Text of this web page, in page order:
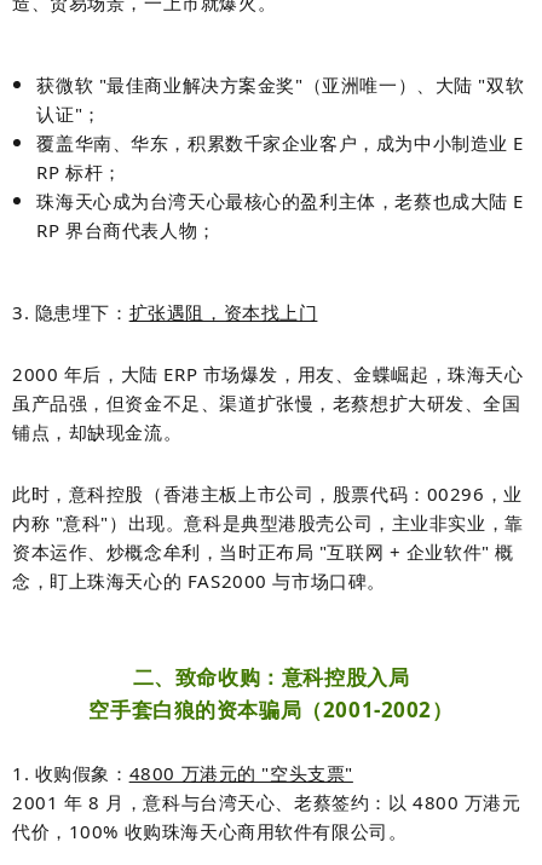
获微软 "最佳商业解决方案金奖"（亚洲唯一）、大陆 "双软
认证"；
覆盖华南、华东，积累数千家企业客户，成为中小制造业 E
RP 标杆；
珠海天心成为台湾天心最核心的盈利主体，老蔡也成大陆 E
RP 界台商代表人物；
3. 隐患埋下： 扩张遇阻，资本找上门
2000 年后，大陆 ERP 市场爆发，用友、金蝶崛起，珠海天心
虽产品强，但资金不足、渠道扩张慢 ，老蔡想扩大研发、全国
铺点，却缺现金流。
此时， 意科控股 （香港主板上市公司，股票代码：00296，业
内称 "意科"）出现。意科是典型港股壳公司 ，主业非实业，靠
资本运作、炒概念牟利，当时正布局 "互联网 + 企业软件" 概
念，盯上珠海天心的 FAS2000 与市场口碑。
二、致命收购：意科控股入局
空手套白狼的资本骗局（2001-2002）
1. 收购假象： 4800 万港元的 "空头支票"
2001 年 8 月，意科与台湾天心、老蔡签约： 以 4800 万港元
代价，100% 收购珠海天心商用软件有限公司 。